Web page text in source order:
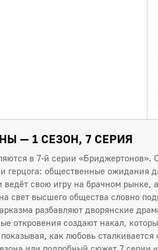
— 1 СЕЗОН, 7 СЕРИЯ
в 7-й серии «Бриджертонов».
общественные ожидания
свою игру на брачном рынке,
свет высшего общества словно
разбавляют дворянские
откровения создают накал,
как любовь сталкивается